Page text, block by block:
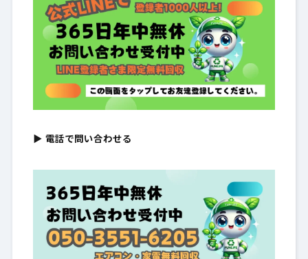
▶ 電話で問い合わせる